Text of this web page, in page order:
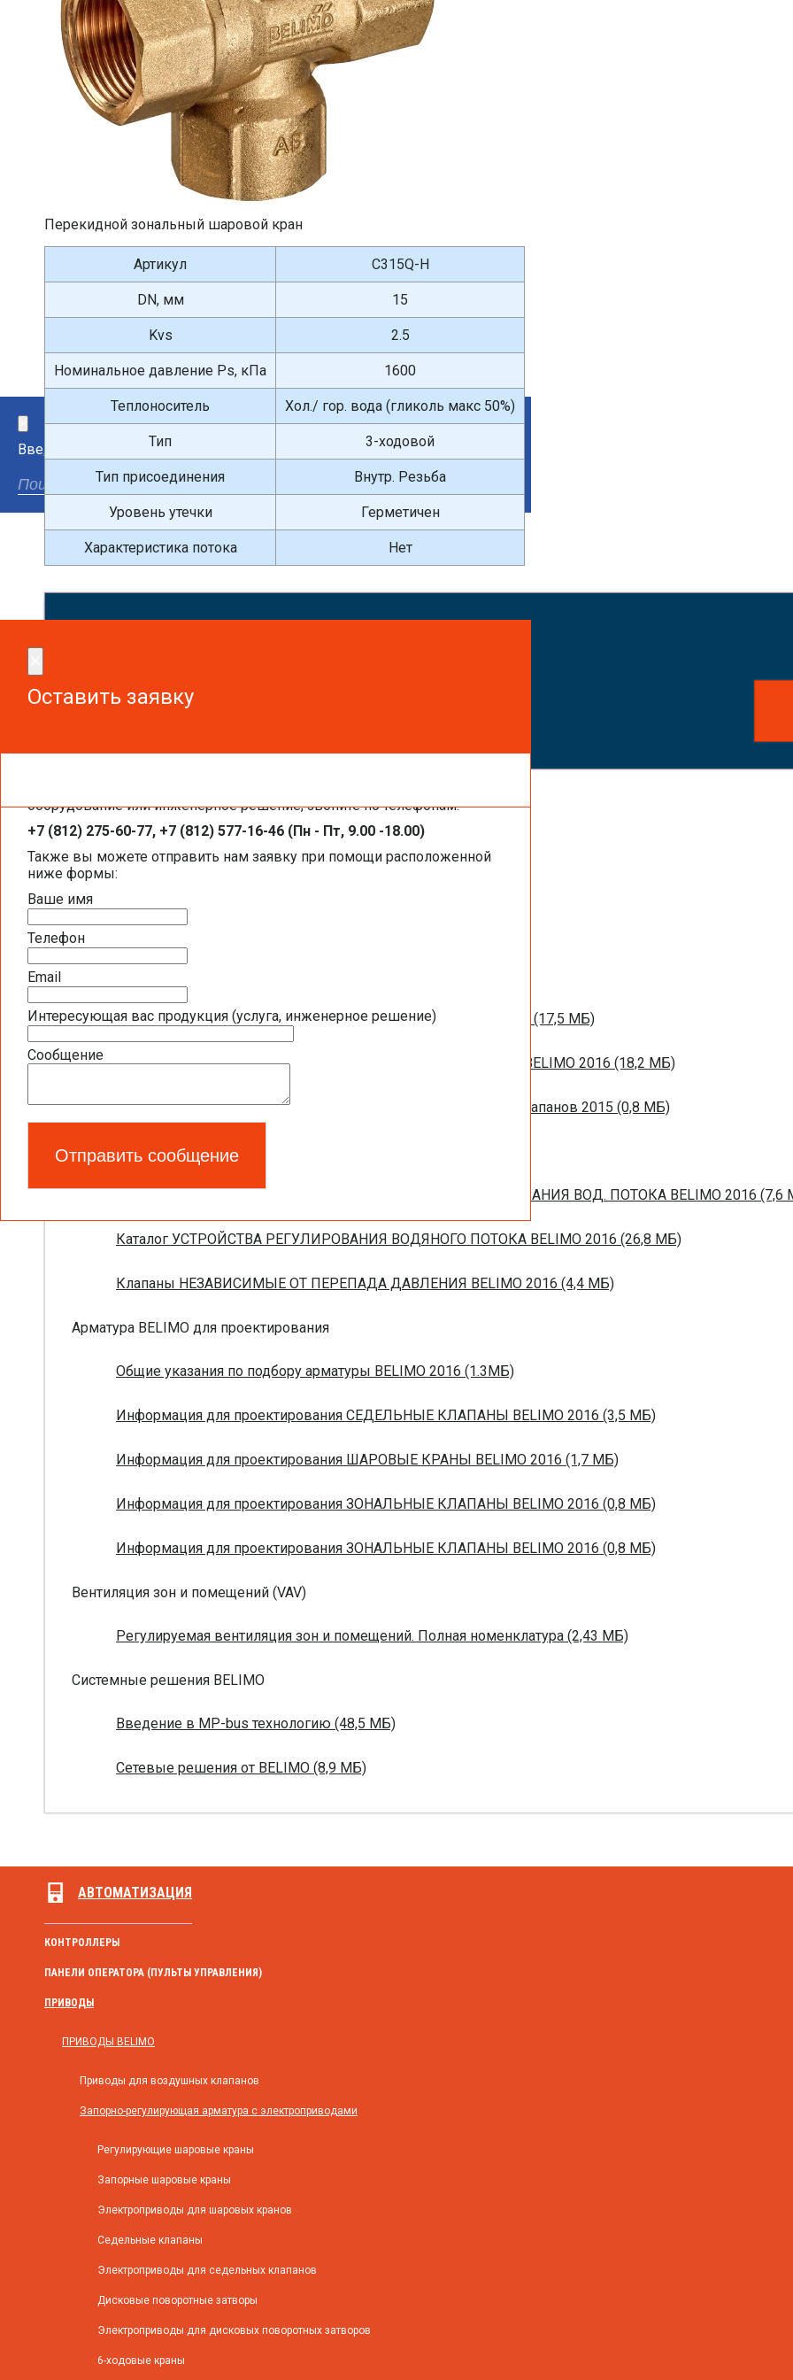
Введите поисковый запрос
Перекидной зональный шаровой кран
Артикул C315Q-H
DN, мм 15
Kvs 2.5
Номинальное давление Ps, кПа 1600
Теплоноситель Хол./ гор. вода (гликоль макс 50%)
Тип 3-ходовой
Тип присоединения Внутр. Резьба
Уровень утечки Герметичен
Характеристика потока Нет
Оставить заявку
оборудование или инженерное решение, звоните по телефонам:
+7 (812) 275-60-77, +7 (812) 577-16-46 (Пн - Пт, 9.00 -18.00)
Также вы можете отправить нам заявку при помощи расположенной
ниже формы:
Ваше имя
Телефон
Email
Интересующая вас продукция (услуга, инженерное решение)
Сообщение
Оставить заявку
Общая информация BELIMO
Полная номенклатура продукции BELIMO 2016 (1,44 МБ)
Полный обзор электроприводов для систем вентиляции 2016 (17,5 МБ)
Каталог ЭЛЕКТРОПРИВОДЫ ДЛЯ ВОЗДУШНЫХ ЗАСЛОНОК BELIMO 2016 (18,2 МБ)
Новое поколение электроприводов для противопожарных клапанов 2015 (0,8 МБ)
Запорно-регулирующая арматура
Брошюра ПОЛНАЯ НОМЕНКЛАТУРА УСТРОЙСТВ РЕГУЛИРОВАНИЯ ВОД. ПОТОКА BELIMO 2016 (7,6
Каталог УСТРОЙСТВА РЕГУЛИРОВАНИЯ ВОДЯНОГО ПОТОКА BELIMO 2016 (26,8 МБ)
Клапаны НЕЗАВИСИМЫЕ ОТ ПЕРЕПАДА ДАВЛЕНИЯ BELIMO 2016 (4,4 МБ)
Арматура BELIMO для проектирования
Общие указания по подбору арматуры BELIMO 2016 (1.3МБ)
Информация для проектирования СЕДЕЛЬНЫЕ КЛАПАНЫ BELIMO 2016 (3,5 МБ)
Информация для проектирования ШАРОВЫЕ КРАНЫ BELIMO 2016 (1,7 МБ)
Информация для проектирования ЗОНАЛЬНЫЕ КЛАПАНЫ BELIMO 2016 (0,8 МБ)
Информация для проектирования ЗОНАЛЬНЫЕ КЛАПАНЫ BELIMO 2016 (0,8 МБ)
Вентиляция зон и помещений (VAV)
Регулируемая вентиляция зон и помещений. Полная номенклатура (2,43 МБ)
Системные решения BELIMO
Введение в MP-bus технологию (48,5 МБ)
Сетевые решения от BELIMO (8,9 МБ)
АВТОМАТИЗАЦИЯ
КОНТРОЛЛЕРЫ
ПАНЕЛИ ОПЕРАТОРА (ПУЛЬТЫ УПРАВЛЕНИЯ)
ПРИВОДЫ
ПРИВОДЫ BELIMO
Приводы для воздушных клапанов
Запорно-регулирующая арматура с электроприводами
Регулирующие шаровые краны
Запорные шаровые краны
Электроприводы для шаровых кранов
Седельные клапаны
Электроприводы для седельных клапанов
Дисковые поворотные затворы
Электроприводы для дисковых поворотных затворов
6-ходовые краны